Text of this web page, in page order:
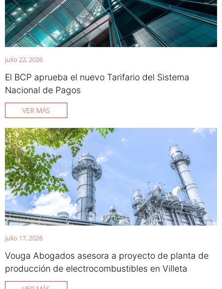
julio 22, 2026
El BCP aprueba el nuevo Tarifario del Sistema
Nacional de Pagos
VER MÁS
julio 17, 2026
Vouga Abogados asesora a proyecto de planta de
producción de electrocombustibles en Villeta